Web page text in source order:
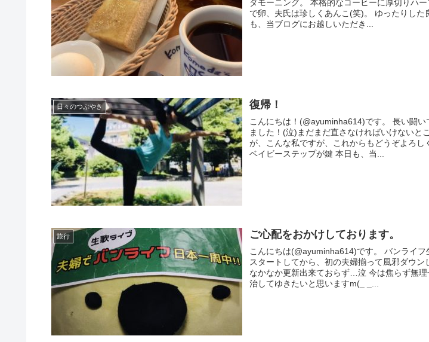
ダモーニング。 本格的なコーヒーに厚切りハ
で卵、夫氏は珍しくあんこ(笑)。 ゆったりした
も、当ブログにお越しいただき...
日々のつぶやき 復帰！
こんにちは！(@ayuminha614)です。 長い闘い
ました！(泣)まだまだ直さなければいけないと
が、こんな私ですが、これからもどうぞよろし
ベイビーステップが鍵 本日も、当...
旅行 ご心配をおかけしております。
こんにちは(@ayuminha614)です。 バンライフ
スタートしてから、初の夫婦揃って風邪ダウン
なかなか更新出来ておらず…泣 今は焦らず無理
治してゆきたいと思いますm(_ _...